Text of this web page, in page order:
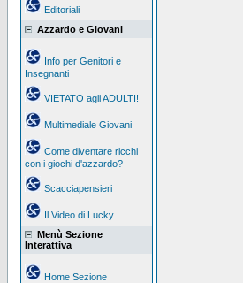
Editoriali
Azzardo e Giovani
Info per Genitori e
Insegnanti
VIETATO agli ADULTI!
Multimediale Giovani
Come diventare ricchi
con i giochi d'azzardo?
Scacciapensieri
Il Video di Lucky
Menù Sezione
Interattiva
Home Sezione